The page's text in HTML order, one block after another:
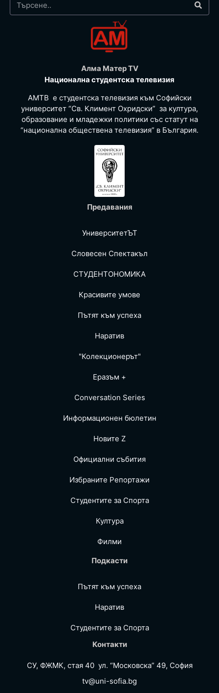
Алма Матер TV
Национална студентска телевизия
АМТВ е студентска телевизия към Софийски
университет “Св. Климент Охридски” за култура,
образование и младежки политики със статут на
“национална обществена телевизия” в България.
Предавания
УниверситетЪТ
Словесен Спектакъл
СТУДЕНТОНОМИКА
Красивите умове
Пътят към успеха
Наратив
"Колекционерът"
Еразъм +
Conversation Series
Информационен бюлетин
Новите Z
Официални събития
Избраните Репoртажи
Студентите за Спортa
Култура
Филми
Подкасти
Пътят към успеха
Наратив
Студентите за Спортa
Контакти
СУ, ФЖМК, стая 40 ул. “Московска” 49, София
tv@uni-sofia.bg